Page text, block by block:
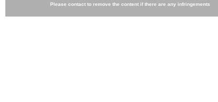
Please contact to remove the content if there are any infringements